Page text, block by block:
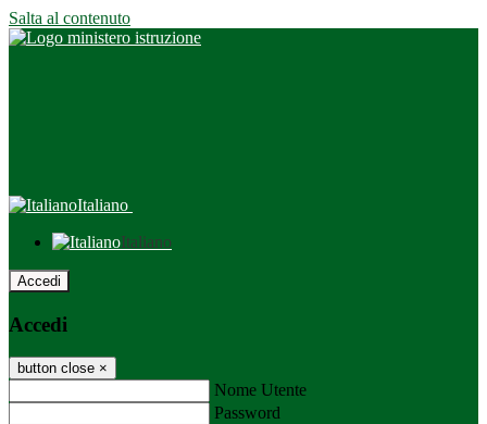
Salta al contenuto
Italiano
Italiano
Accedi
Accedi
button close ×
Nome Utente
Password